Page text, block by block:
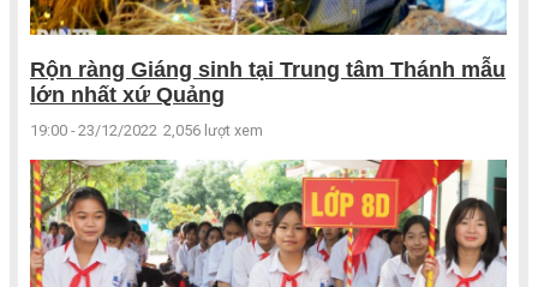
Rộn ràng Giáng sinh tại Trung tâm Thánh mẫu
lớn nhất xứ Quảng
19:00 - 23/12/2022 2,056 lượt xem